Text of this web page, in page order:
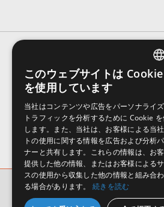
APS
ユーザーレビュー (0件)
表示順
DESIGNED CONSTRUCTION KITS
このウェブサイトは Cookie
を使用しています
当社はコンテンツや広告をパーソナライズ
トラフィックを分析するために Cookie を
します。また、当社は、お客様による当
トの使用に関する情報を広告および分析
ナーと共有します。これらの情報は、お
提供した他の情報、またはお客様による
スの使用から収集した他の情報と組み合
る場合があります。
続きを読む